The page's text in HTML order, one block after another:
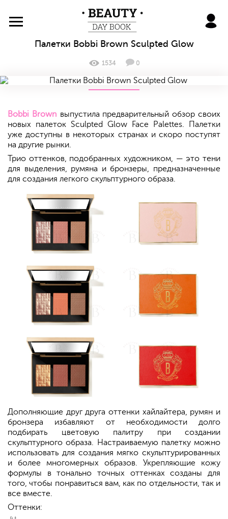
BeautyDayBook
Палетки Bobbi Brown Sculpted Glow
1534 0
Bobbi Brown выпустила предварительный обзор своих
новых палеток Sculpted Glow Face Palettes. Палетки
уже доступны в некоторых странах и скоро поступят
на другие рынки.
Трио оттенков, подобранных художником, — это тени
для выделения, румяна и бронзеры, предназначенные
для создания легкого скульптурного образа.
Дополняющие друг друга оттенки хайлайтера, румян и
бронзера избавляют от необходимости долго
подбирать цветовую палитру при создании
скульптурного образа. Настраиваемую палетку можно
использовать для создания мягко скульптурированных
и более многомерных образов. Укрепляющие кожу
формулы в тонально точных оттенках созданы для
того, чтобы понравиться вам, как по отдельности, так и
все вместе.
Оттенки: